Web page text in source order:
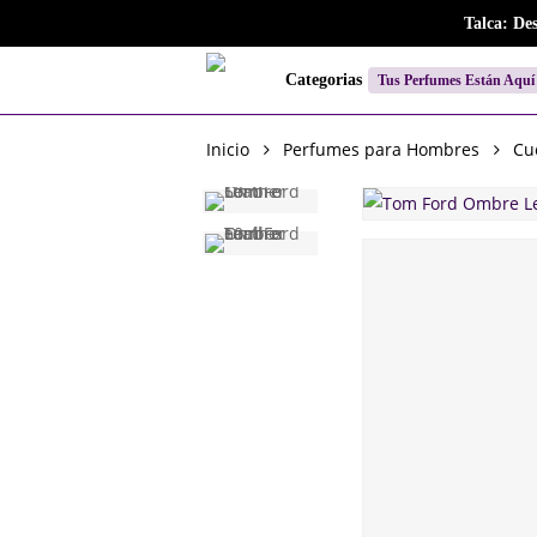
to
Talca:
Categorias Tus Perfumes Están Aquí
Inicio Perfumes para Hombres